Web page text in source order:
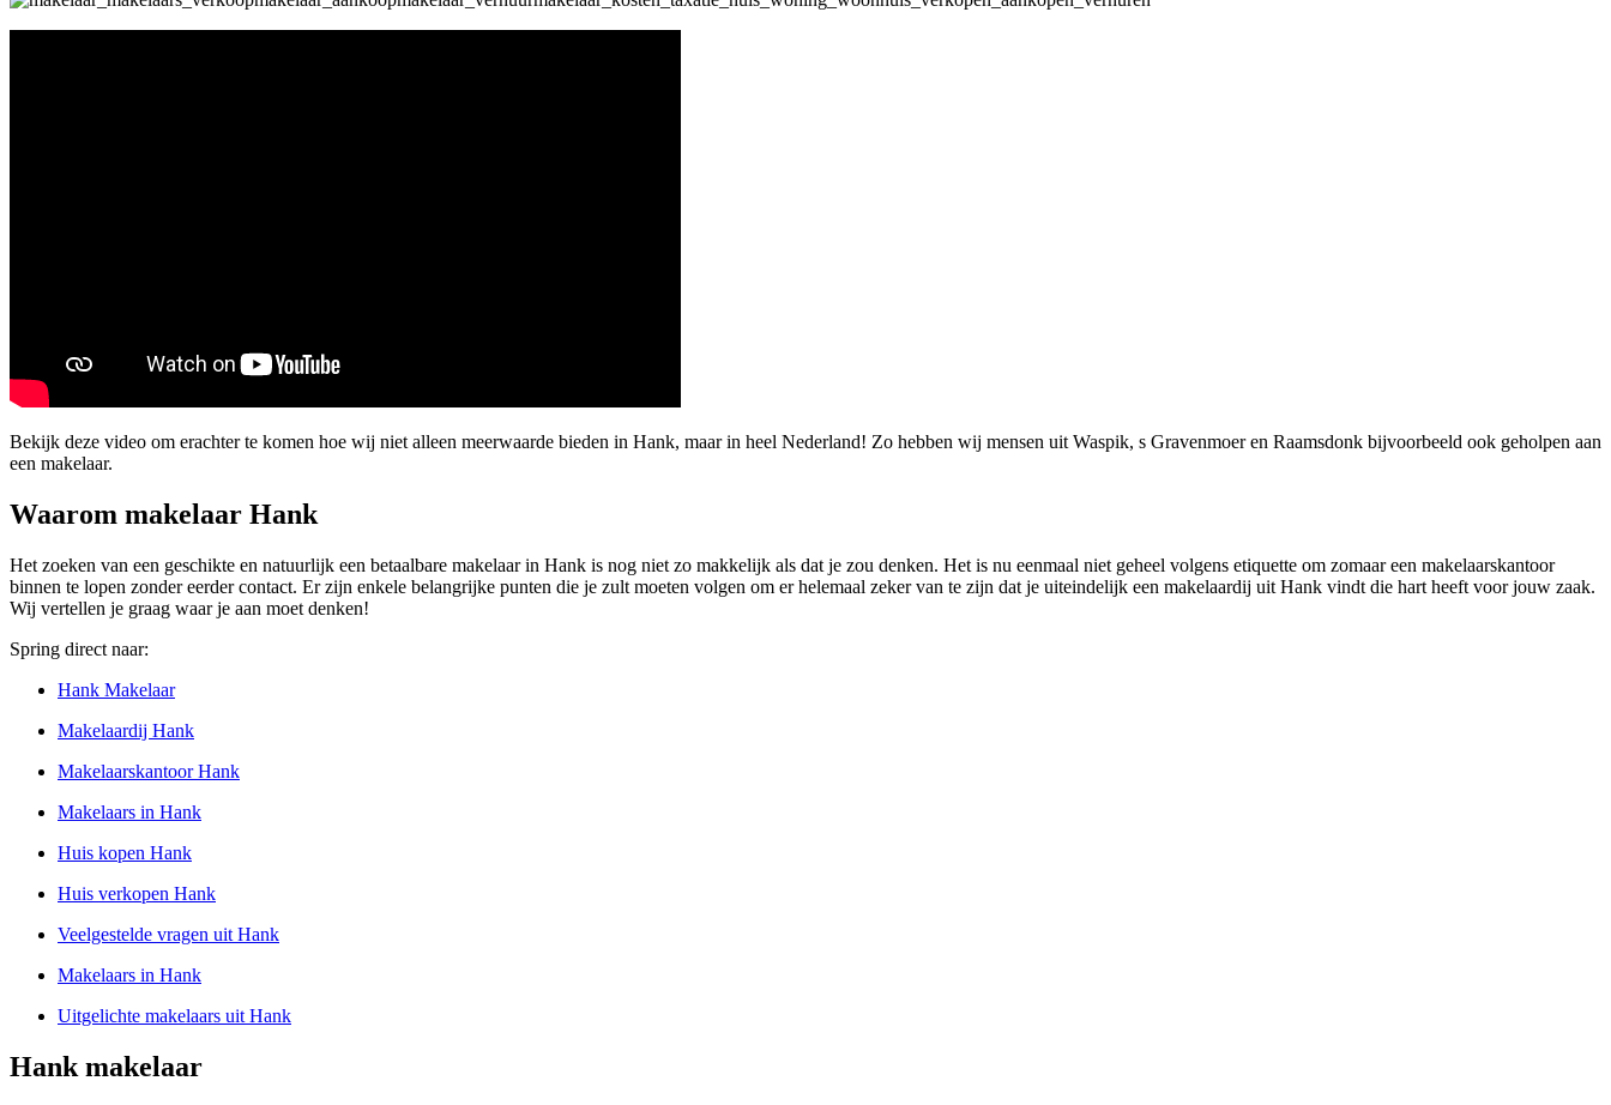
Bekijk deze video om erachter te komen hoe wij niet alleen meerwaarde bieden in Hank, maar in heel Nederland! Zo hebben wij mensen uit Waspik, s Gravenmoer en Raamsdonk bijvoorbeeld ook geholpen aan
een makelaar.
Waarom makelaar Hank
Het zoeken van een geschikte en natuurlijk een betaalbare makelaar in Hank is nog niet zo makkelijk als dat je zou denken. Het is nu eenmaal niet geheel volgens etiquette om zomaar een makelaarskantoor
binnen te lopen zonder eerder contact. Er zijn enkele belangrijke punten die je zult moeten volgen om er helemaal zeker van te zijn dat je uiteindelijk een makelaardij uit Hank vindt die hart heeft voor jouw zaak.
Wij vertellen je graag waar je aan moet denken!
Spring direct naar:
Hank Makelaar
Makelaardij Hank
Makelaarskantoor Hank
Makelaars in Hank
Huis kopen Hank
Huis verkopen Hank
Veelgestelde vragen uit Hank
Makelaars in Hank
Uitgelichte makelaars uit Hank
Hank makelaar